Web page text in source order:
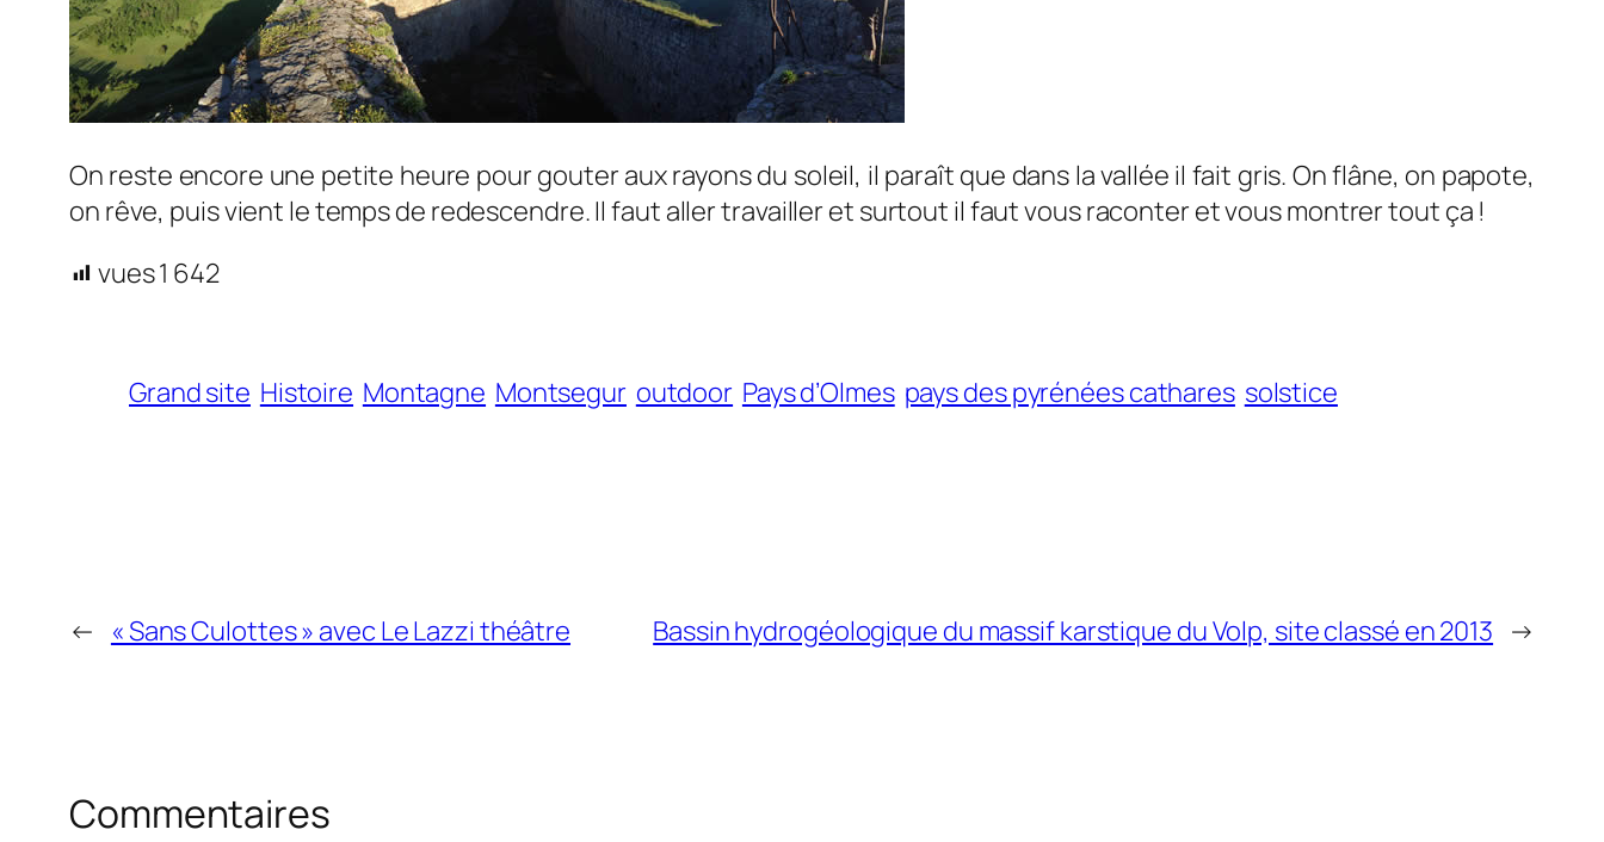
On reste encore une petite heure pour gouter aux rayons du soleil, il paraît que dans la vallée il fait gris. On flâne, on papote,
on rêve, puis vient le temps de redescendre. Il faut aller travailler et surtout il faut vous raconter et vous montrer tout ça !
vues1 642
Grand site Histoire Montagne Montsegur outdoor Pays d’Olmes pays des pyrénées cathares solstice
← « Sans Culottes » avec Le Lazzi théâtre Bassin hydrogéologique du massif karstique du Volp, site classé en 2013 →
Commentaires